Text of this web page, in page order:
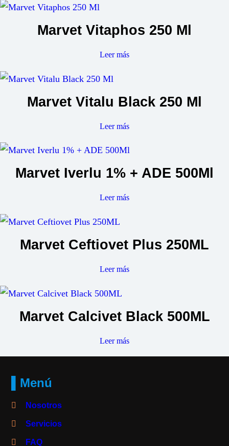
Marvet Vitaphos 250 Ml
Leer más
Marvet Vitalu Black 250 Ml
Leer más
Marvet Iverlu 1% + ADE 500Ml
Leer más
Marvet Ceftiovet Plus 250ML
Leer más
Marvet Calcivet Black 500ML
Leer más
▌Menú
Nosotros
Servicios
FAQ